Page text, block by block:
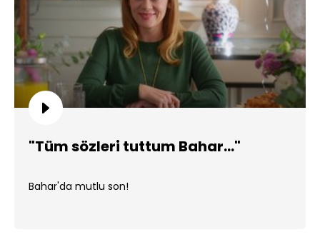
"Tüm sözleri tuttum Bahar..."
Bahar'da mutlu son!